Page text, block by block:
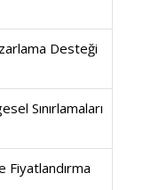
Desteği
Sınırlamaları
Fiyatlandırma